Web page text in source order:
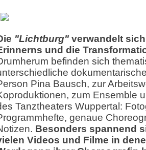
"Lichtburg" verwandelt
und die
befinden sich
Pina Bausch, zur
zum Ensemble
Tanztheaters Wuppertal:
genaue
Besonders spannend
Videos und Filme in